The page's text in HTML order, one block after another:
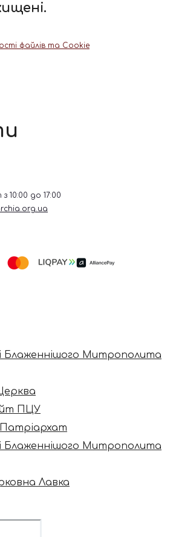
файлів та Cookie
10:00 до 17:00
Блаженнішого Митрополита
ПЦУ
Патріархат
Блаженнішого Митрополита
Лавка